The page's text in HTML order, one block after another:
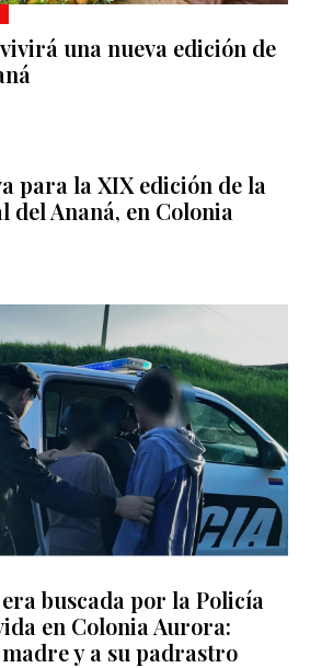
una nueva edición de
para la XIX edición de la
del Ananá, en Colonia
buscada por la Policía
en Colonia Aurora:
y a su padrastro